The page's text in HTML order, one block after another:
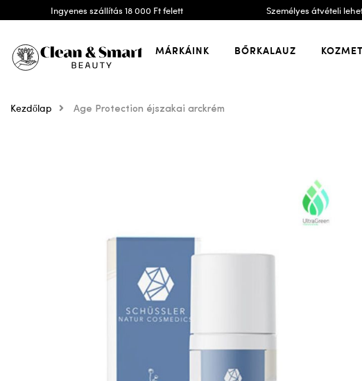
Ingyenes szállítás 18 000 Ft felett Személyes átvételi
MÁRKÁINK BŐRKALAUZ
Kezdőlap Age Protection éjszakai arckrém